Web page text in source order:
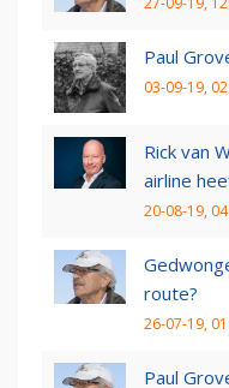
Paul
03-09-19,
Rick van
airline
20-08-19,
route?
26-07-19,
Paul